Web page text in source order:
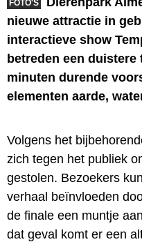
FOTO'S
nieuwe attractie in
interactieve show
betreden een duistere
minuten durende
elementen aarde,
Volgens het
zich tegen het publiek
gestolen. Bezoekers
verhaal beïnvloeden
de finale een muntje
dat geval komt er een